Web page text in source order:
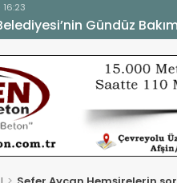
Gündüz